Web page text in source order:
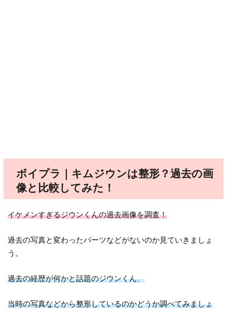
ボイプラ｜キムジウンは整形？過去の画
像と比較してみた！
イケメンすぎるジウンくんの過去画像を調査！
過去の写真と変わったパーツなどがないのか見ていきましょ
う。
過去の経歴が何かと話題のジウンくん、
当時の写真などから整形しているのかどうか調べてみましょ